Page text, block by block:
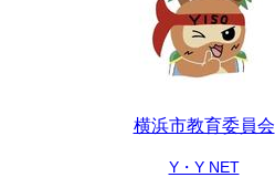
横浜市教育委員会
Y・Y NET